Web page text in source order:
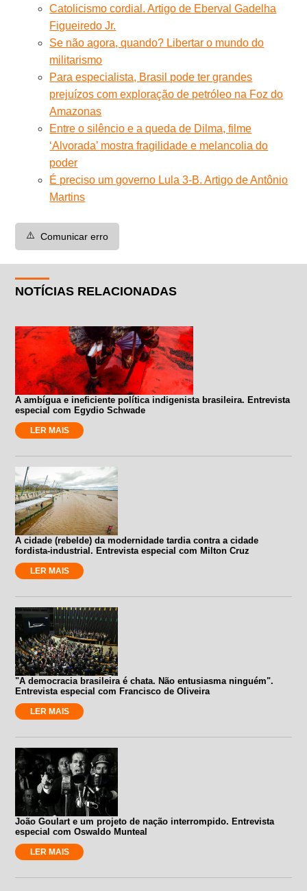
Catolicismo cordial. Artigo de Eberval Gadelha
Figueiredo Jr.
Se não agora, quando? Libertar o mundo do
militarismo
Para especialista, Brasil pode ter grandes
prejuízos com exploração de petróleo na Foz do
Amazonas
Entre o silêncio e a queda de Dilma, filme
‘Alvorada’ mostra fragilidade e melancolia do
poder
É preciso um governo Lula 3-B. Artigo de Antônio
Martins
⚠️ Comunicar erro
NOTÍCIAS RELACIONADAS
A ambígua e ineficiente política indigenista brasileira. Entrevista
especial com Egydio Schwade
LER MAIS
A cidade (rebelde) da modernidade tardia contra a cidade
fordista-industrial. Entrevista especial com Milton Cruz
LER MAIS
"A democracia brasileira é chata. Não entusiasma ninguém".
Entrevista especial com Francisco de Oliveira
LER MAIS
João Goulart e um projeto de nação interrompido. Entrevista
especial com Oswaldo Munteal
LER MAIS